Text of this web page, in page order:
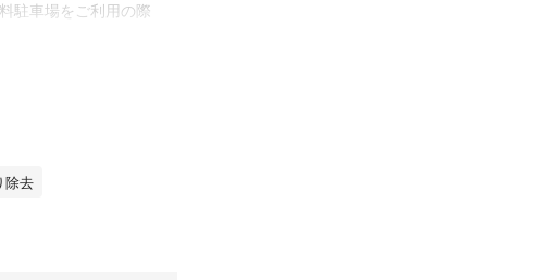
駐車場をご利用の際
気軽にご相談くださ
管洗浄の実績がありま
除去